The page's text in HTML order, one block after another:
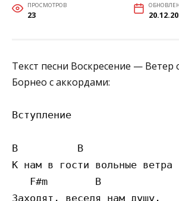
ПРОСМОТРОВ
23
Текст песни Воскресение — Ветер
Борнео с аккордами:
Вступление
B          B
К нам в гости вольные ветра
   F#m        B
Заходят, веселя нам душу.